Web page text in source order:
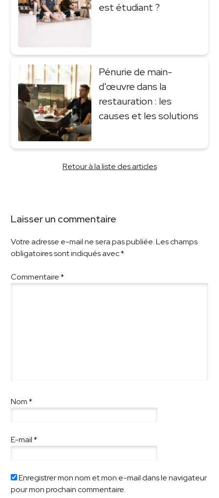
est étudiant ?
Pénurie de main-
d'œuvre dans la
restauration : les
causes et les solutions
Retour à la liste des articles
Laisser un commentaire
Votre adresse e-mail ne sera pas publiée. Les champs
obligatoires sont indiqués avec*
Commentaire*
Nom*
E-mail*
Enregistrer mon nom et mon e-mail dans le navigateur
pour mon prochain commentaire.